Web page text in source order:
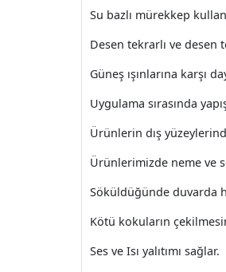
Su bazlı mürekkep
Desen tekrarlı ve desen
Güneş ışınlarına karşı
Uygulama sırasında
Ürünlerin dış
Ürünlerimizde neme ve
Söküldüğünde duvarda
Kötü kokuların
Ses ve Isı yalıtımı sağlar.